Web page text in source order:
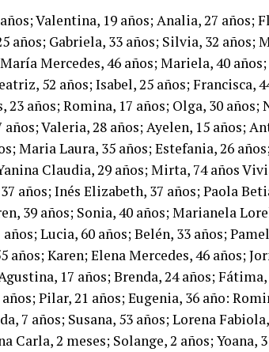
Valentina, 19 años; Analia, 27 años;
años; Gabriela, 33 años; Silvia, 32 años;
Mercedes, 46 años; Mariela, 40
52 años; Isabel, 25 años; Francisca,
años; Romina, 17 años; Olga, 30 años;
Valeria, 28 años; Ayelen, 15 años;
Maria Laura, 35 años; Estefania, 26
Claudia, 29 años; Mirta, 74 años
años; Inés Elizabeth, 37 años; Paola
39 años; Sonia, 40 años; Marianela
Lucia, 60 años; Belén, 33 años;
Karen; Elena Mercedes, 46 años;
17 años; Brenda, 24 años;
Pilar, 21 años; Eugenia, 36 año:
7 años; Susana, 53 años; Lorena
Carla, 2 meses; Solange, 2 años; Yoana,